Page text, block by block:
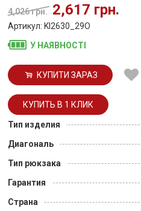
4,026 грн. 2,617 грн.
Артикул: KI2630_29O
У НАЯВНОСТІ
КУПИТИ ЗАРАЗ
Тип изделия
Диагональ
Тип рюкзака
Гарантия
Страна